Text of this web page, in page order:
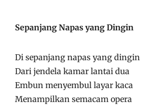
Sepanjang Napas yang Dingin
Di sepanjang napas yang dingin
Dari jendela kamar lantai dua
Embun menyembul layar kaca
Menampilkan semacam opera